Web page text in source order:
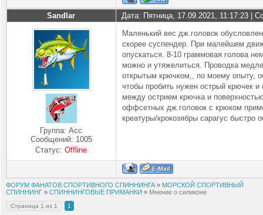
Sandlar Дата: Пятница, 17.09.2021, 11:17:23 |
Группа: Асс
Сообщений: 1005
Статус:Offline
Маленький вес дж.головок
скорее суспендер. При малейшем
опускаться. 8-10 граммовая голова
можно и утяжелиться. Проводка
открытым крючком,, по моему опыту,
чтобы пробить нужен острый крючек
между острием крючка и
оффсетных дж.головок с крюком
креатуры/крокозябры сарагус быстро
ФОРУМ ФАНАТОВ СПОРТИВНОГО СПИННИНГА » МОРСКОЙ СПОРТИВНЫЙ
СПИННИНГ » СПИННИНГОВЫЕ ПРИМАНКИ » Мнение о силиконе
Страница 1 из 1 1